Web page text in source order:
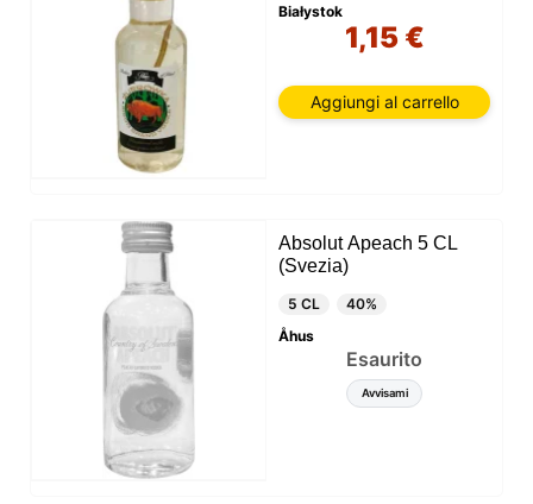
Białystok
1,15 €
Aggiungi al carrello
Absolut Apeach 5 CL
(Svezia)
5 CL
40%
Åhus
Esaurito
Avvisami